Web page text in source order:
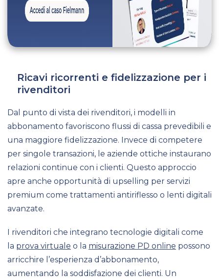
Ricavi ricorrenti e fidelizzazione per i
rivenditori
Dal punto di vista dei rivenditori, i modelli in
abbonamento favoriscono flussi di cassa prevedibili e
una maggiore fidelizzazione. Invece di competere
per singole transazioni, le aziende ottiche instaurano
relazioni continue con i clienti. Questo approccio
apre anche opportunità di upselling per servizi
premium come trattamenti antiriflesso o lenti digitali
avanzate.
I rivenditori che integrano tecnologie digitali come
la prova virtuale o la misurazione PD online possono
arricchire l’esperienza d’abbonamento,
aumentando la soddisfazione dei clienti. Un